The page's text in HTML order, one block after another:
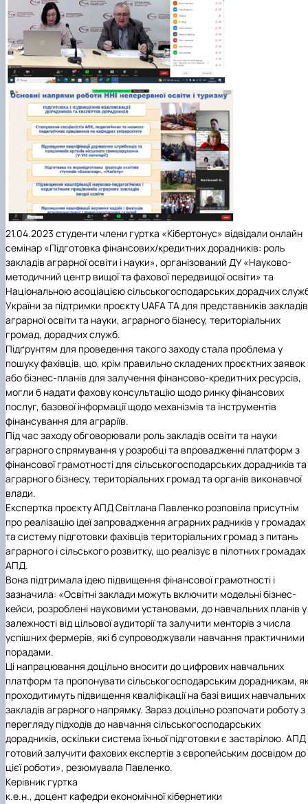
21.04.2023 студенти члени гуртка «Кібертонус» відвідали онлайн
семінар «Підготовка фінансових/кредитних дорадників: роль
закладів аграрної освіти і науки», організований ДУ «Науково-
методичний центр вищої та фахової передвищої освіти» та
Національною асоціацією сільськогосподарських дорадчих
України за підтримки проєкту UAFA TA для представників закладів
аграрної освіти та науки, аграрного бізнесу, територіальних
громад, дорадчих служб.
Підґрунтям для проведення такого заходу стала проблема у
пошуку фахівців, що, крім правильно складених проєктних заявок
або бізнес-планів для залучення фінансово-кредитних ресурсів,
могли б надати фахову консультацію щодо ринку фінансових
послуг, базової інформації щодо механізмів та інструментів
фінансування для аграріїв.
Під час заходу обговорювали роль закладів освіти та науки
аграрного спрямування у розробці та впровадженні платформ з
фінансової грамотності для сільськогосподарських дорадників та
аграрного бізнесу, територіальних громад та органів виконавчої
влади.
Експертка проєкту АПД Світлана Павленко розповіла присутнім
про реалізацію ідеї запровадження аграрних радників у громадах
та систему підготовки фахівців територіальних громад з питань
аграрного і сільського розвитку, що реалізує в пілотних громадах
АПД.
Вона підтримала ідею підвищення фінансової грамотності і
зазначила: «Освітні заклади можуть включити модельні бізнес-
кейси, розроблені науковими установами, до навчальних планів у
залежності від цільової аудиторії та залучити менторів з числа
успішних фермерів, які б супроводжували навчання практичними
порадами.
Ці напрацювання доцільно вносити до цифрових навчальних
платформ та пропонувати сільськогосподарським дорадникам,
проходитимуть підвищення кваліфікації на базі вищих навчальних
закладів аграрного напрямку. Зараз доцільно розпочати роботу з
перегляду підходів до навчання сільськогосподарських
дорадників, оскільки система їхньої підготовки є застарілою. АПД
готовий залучити фахових експертів з європейським досвідом до
цієї роботи», резюмувала Павленко.
Керівник гуртка
к.е.н., доцент кафедри економічної кібернетики